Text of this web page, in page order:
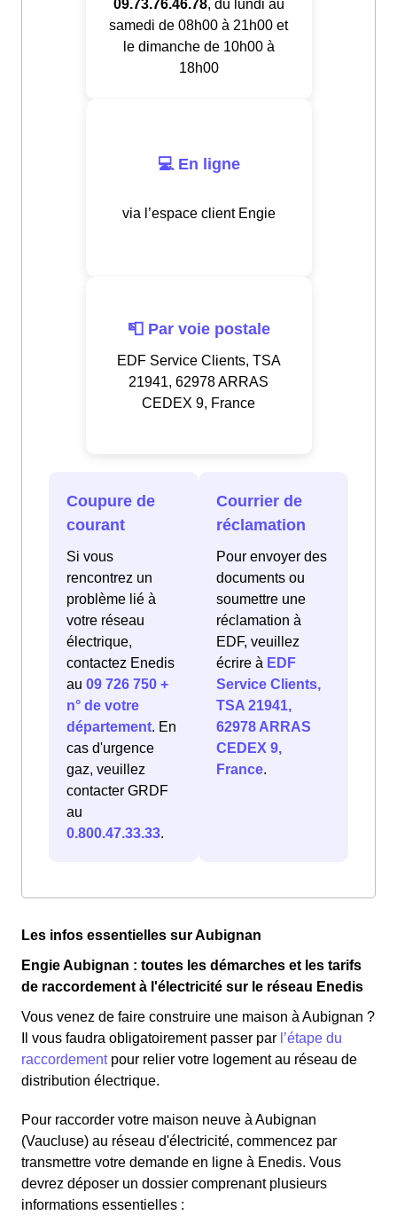
09.73.76.46.78, du lundi au
samedi de 08h00 à 21h00 et
le dimanche de 10h00 à
18h00
💻 En ligne
via l’espace client Engie
📮 Par voie postale
EDF Service Clients, TSA
21941, 62978 ARRAS
CEDEX 9, France
Coupure de
courant
Si vous
rencontrez un
problème lié à
votre réseau
électrique,
contactez Enedis
au 09 726 750 +
n° de votre
département. En
cas d'urgence
gaz, veuillez
contacter GRDF
au
0.800.47.33.33.
Courrier de
réclamation
Pour envoyer des
documents ou
soumettre une
réclamation à
EDF, veuillez
écrire à EDF
Service Clients,
TSA 21941,
62978 ARRAS
CEDEX 9,
France.
Les infos essentielles sur Aubignan
Engie Aubignan : toutes les démarches et les tarifs
de raccordement à l'électricité sur le réseau Enedis
Vous venez de faire construire une maison à Aubignan ?
Il vous faudra obligatoirement passer par l’étape du
raccordementpour relier votre logement au réseau de
distribution électrique.
Pour raccorder votre maison neuve à Aubignan
(Vaucluse) au réseau d'électricité, commencez par
transmettre votre demande en ligne à Enedis. Vous
devrez déposer un dossier comprenant plusieurs
informations essentielles :